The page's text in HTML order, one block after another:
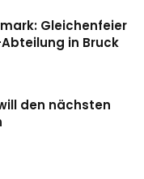
Gleichenfeier
in Bruck
den nächsten